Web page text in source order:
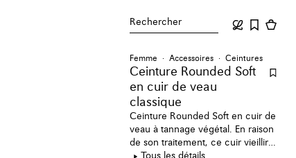
Rechercher
Femme Accessoires Ceintures
Ceinture Rounded Soft
en cuir de veau
classique
Ceinture Rounded Soft en cuir de
veau à tannage végétal. En raison
de son traitement, ce cuir vieillira
naturellement et développera une
Tous les détails